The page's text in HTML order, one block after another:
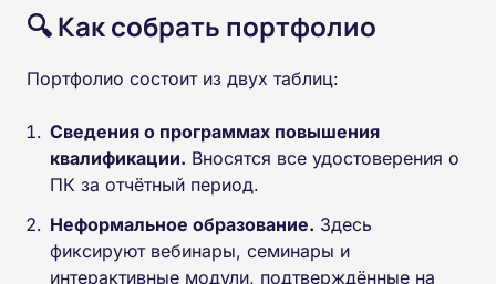
🔍 Как собрать портфолио
Портфолио состоит из двух таблиц:
Сведения о программах повышения
квалификации. Вносятся все удостоверения о
ПК за отчётный период.
Неформальное образование. Здесь
фиксируют вебинары, семинары и
интерактивные модули, подтверждённые на